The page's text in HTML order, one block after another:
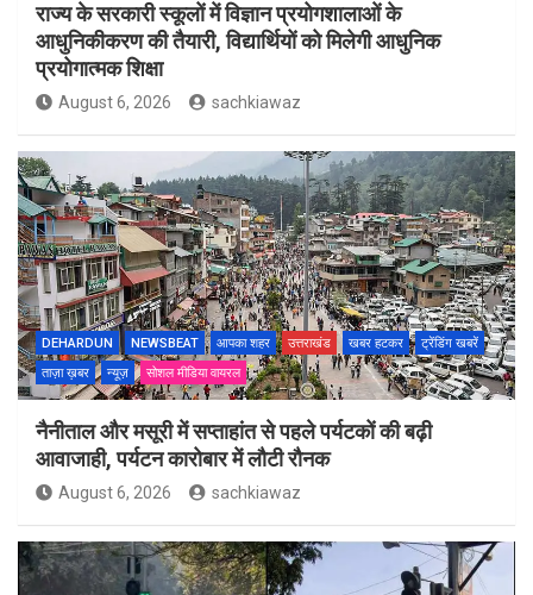
राज्य के सरकारी स्कूलों में विज्ञान प्रयोगशालाओं के
आधुनिकीकरण की तैयारी, विद्यार्थियों को मिलेगी आधुनिक
प्रयोगात्मक शिक्षा
August 6, 2026 sachkiawaz
DEHARDUN NEWSBEAT आपका शहर उत्तराखंड खबर हटकर
ट्रेंडिंग खबरें
ताज़ा ख़बर
न्यूज़ सोशल मीडिया वायरल
नैनीताल और मसूरी में सप्ताहांत से पहले पर्यटकों की बढ़ी
आवाजाही, पर्यटन कारोबार में लौटी रौनक
August 6, 2026 sachkiawaz